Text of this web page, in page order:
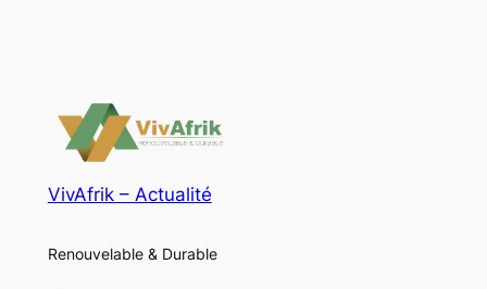
VivAfrik – Actualité
Renouvelable & Durable